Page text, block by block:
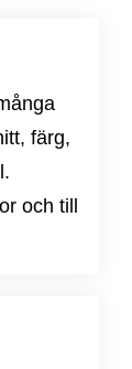
färg,
och till